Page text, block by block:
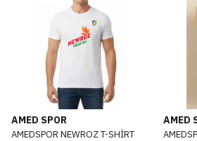
AMED SPOR
AMEDSPOR NEWROZ T-SHİRT
AMED